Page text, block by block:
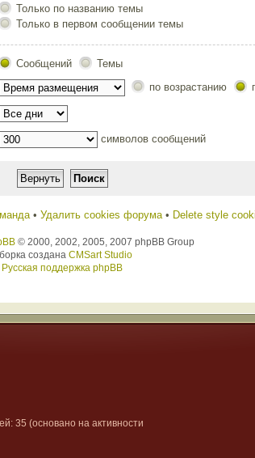
Только по названию темы
Только в первом сообщении темы
Сообщений
Темы
по возрастанию
символов сообщений
• Удалить cookies форума• Delete style
© 2000, 2002, 2005, 2007 phpBB Group
создана CMSart Studio
Русская поддержка phpBB
35 (основано на активности